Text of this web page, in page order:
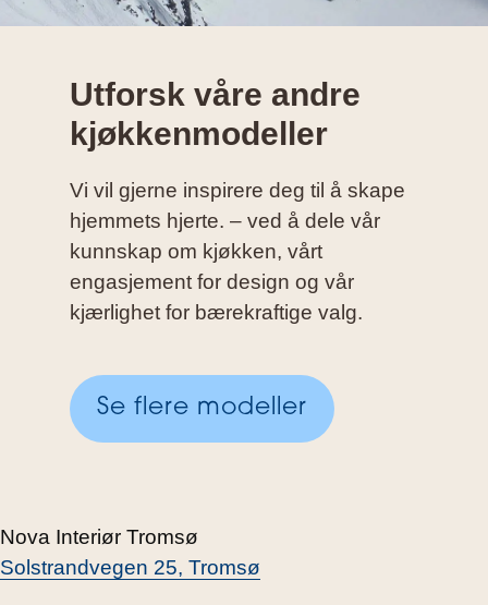
Utforsk våre andre
kjøkkenmodeller
Vi vil gjerne inspirere deg til å skape
hjemmets hjerte. – ved å dele vår
kunnskap om kjøkken, vårt
engasjement for design og vår
kjærlighet for bærekraftige valg.
Se flere modeller
Nova Interiør Tromsø
Solstrandvegen 25, Tromsø